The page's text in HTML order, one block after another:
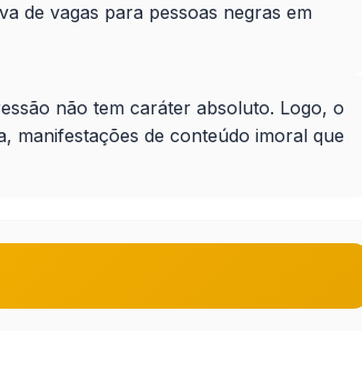
de vagas para pessoas negras em
não tem caráter absoluto. Logo, o
manifestações de conteúdo imoral que